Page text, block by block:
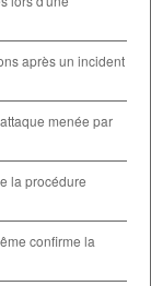
après un incident
menée par
la procédure
confirme la